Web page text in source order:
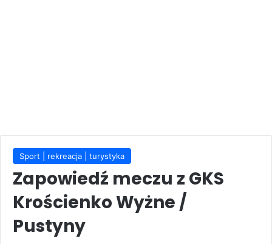
Sport | rekreacja | turystyka
Zapowiedź meczu z GKS
Krościenko Wyżne /
Pustyny